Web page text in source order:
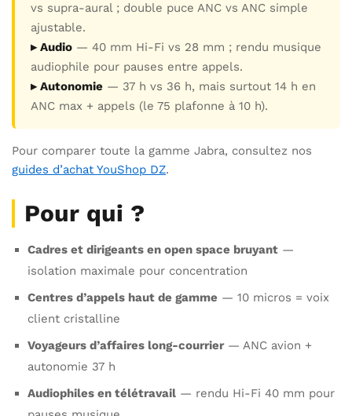
vs supra-aural ; double puce ANC vs ANC simple
ajustable.
▸ Audio — 40 mm Hi-Fi vs 28 mm ; rendu musique
audiophile pour pauses entre appels.
▸ Autonomie — 37 h vs 36 h, mais surtout 14 h en
ANC max + appels (le 75 plafonne à 10 h).
Pour comparer toute la gamme Jabra, consultez nos
guides d’achat YouShop DZ.
Pour qui ?
Cadres et dirigeants en open space bruyant —
isolation maximale pour concentration
Centres d’appels haut de gamme — 10 micros = voix
client cristalline
Voyageurs d’affaires long-courrier— ANC avion +
autonomie 37 h
Audiophiles en télétravail — rendu Hi-Fi 40 mm pour